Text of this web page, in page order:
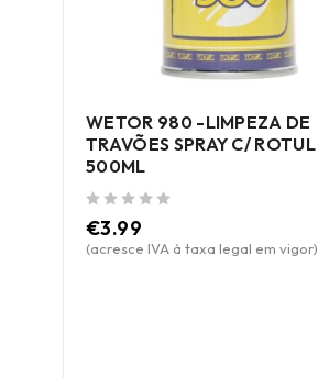
WETOR 980 -LIMPEZA DE
TRAVÕES SPRAY C/ ROTUL
500ML
€3.99
(acresce IVA à taxa legal em vigor)